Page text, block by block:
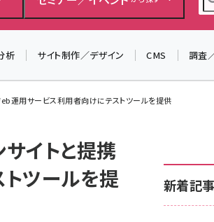
析 サイト制作／デザイン CMS 調査
運用サービス利用者向けにテストツールを提供
イトと提携
ツールを提
新着記事
× マーケティング フォーラム